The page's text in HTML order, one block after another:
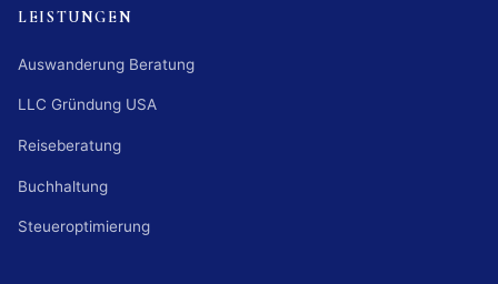
LEISTUNGEN
Auswanderung Beratung
LLC Gründung USA
Reiseberatung
Buchhaltung
Steueroptimierung